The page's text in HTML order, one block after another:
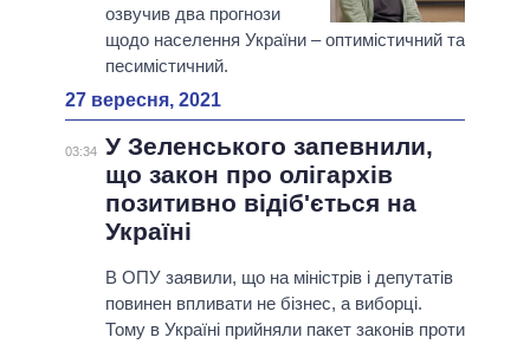
озвучив два прогнози
щодо населення України – оптимістичний та
песимістичний.
27 вересня, 2021
03:34 У Зеленського запевнили,
що закон про олігархів
позитивно відіб'ється на
Україні
В ОПУ заявили, що на міністрів і депутатів
повинен впливати не бізнес, а виборці.
Тому в Україні прийняли пакет законів проти